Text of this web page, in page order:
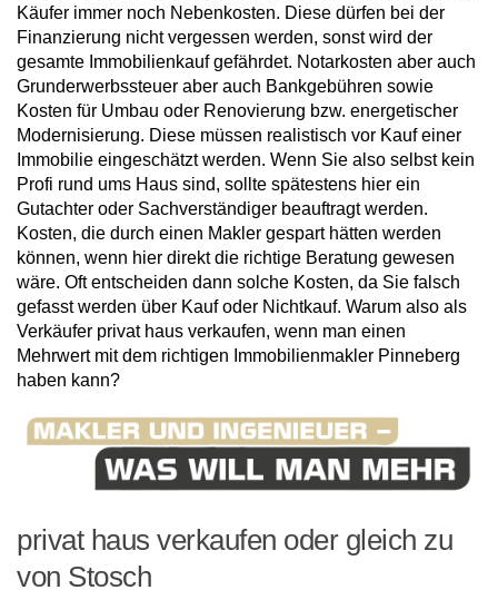
Käufer immer noch Nebenkosten. Diese dürfen bei der
Finanzierung nicht vergessen werden, sonst wird der
gesamte Immobilienkauf gefährdet. Notarkosten aber auch
Grunderwerbssteuer aber auch Bankgebühren sowie
Kosten für Umbau oder Renovierung bzw. energetischer
Modernisierung. Diese müssen realistisch vor Kauf einer
Immobilie eingeschätzt werden. Wenn Sie also selbst kein
Profi rund ums Haus sind, sollte spätestens hier ein
Gutachter oder Sachverständiger beauftragt werden.
Kosten, die durch einen Makler gespart hätten werden
können, wenn hier direkt die richtige Beratung gewesen
wäre. Oft entscheiden dann solche Kosten, da Sie falsch
gefasst werden über Kauf oder Nichtkauf. Warum also als
Verkäufer privat haus verkaufen, wenn man einen
Mehrwert mit dem richtigen Immobilienmakler Pinneberg
haben kann?
privat haus verkaufen oder gleich zu
von Stosch